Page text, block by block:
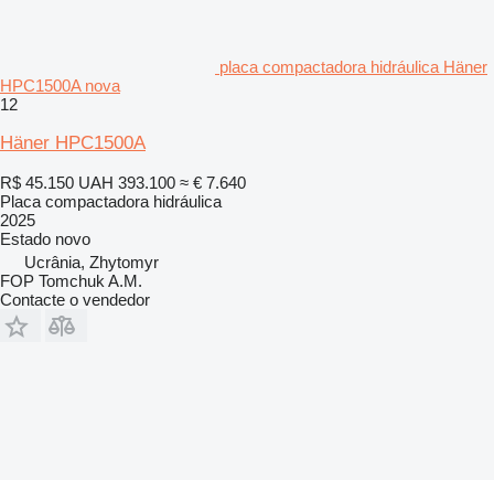
placa compactadora hidráulica Häner
HPC1500A nova
12
Häner HPC1500A
R$ 45.150 UAH 393.100 ≈ € 7.640
Placa compactadora hidráulica
2025
Estado novo
Ucrânia, Zhytomyr
FOP Tomchuk A.M.
Contacte o vendedor